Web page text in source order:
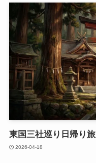
東国三社巡り日帰り旅
2026-04-18